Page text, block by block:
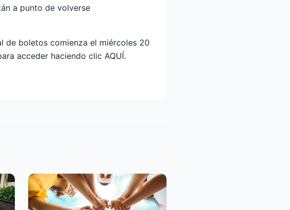
a punto de volverse
de boletos comienza el miércoles 20
acceder haciendo clic AQUÍ.